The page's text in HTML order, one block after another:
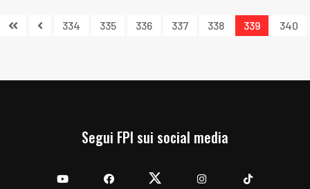
334 335 336 337 338 339 340
Segui FPI sui social media